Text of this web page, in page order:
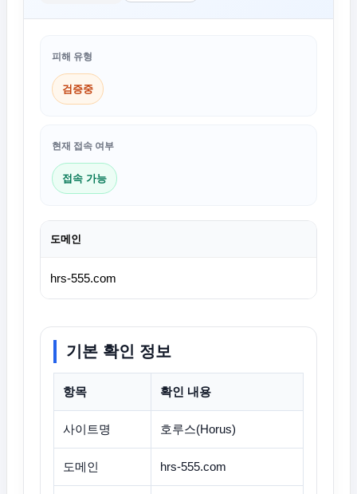
피해 유형
검증중
현재 접속 여부
접속 가능
도메인
hrs-555.com
기본 확인 정보
항목 확인 내용
사이트명 호루스(Horus)
도메인 hrs-555.com